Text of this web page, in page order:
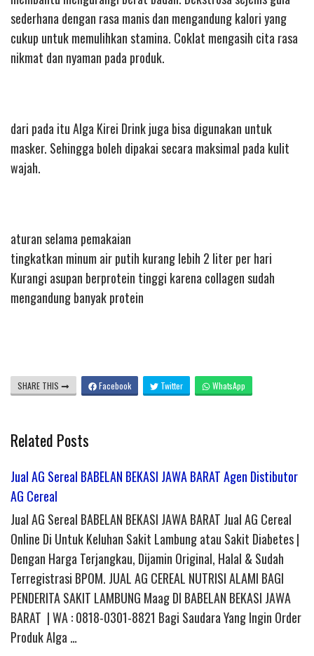
sederhana dengan rasa manis dan mengandung kalori yang
cukup untuk memulihkan stamina. Coklat mengasih cita rasa
nikmat dan nyaman pada produk.
dari pada itu Alga Kirei Drink juga bisa digunakan untuk
masker. Sehingga boleh dipakai secara maksimal pada kulit
wajah.
aturan selama pemakaian
tingkatkan minum air putih kurang lebih 2 liter per hari
Kurangi asupan berprotein tinggi karena collagen sudah
mengandung banyak protein
SHARE THIS Facebook Twitter WhatsApp
Related Posts
Jual AG Sereal BABELAN BEKASI JAWA BARAT Agen Distibutor
AG Cereal
Jual AG Sereal BABELAN BEKASI JAWA BARAT Jual AG Cereal
Online Di Untuk Keluhan Sakit Lambung atau Sakit Diabetes |
Dengan Harga Terjangkau, Dijamin Original, Halal & Sudah
Terregistrasi BPOM. JUAL AG CEREAL NUTRISI ALAMI BAGI
PENDERITA SAKIT LAMBUNG Maag DI BABELAN BEKASI JAWA
BARAT | WA : 0818-0301-8821 Bagi Saudara Yang Ingin Order
Produk Alga …